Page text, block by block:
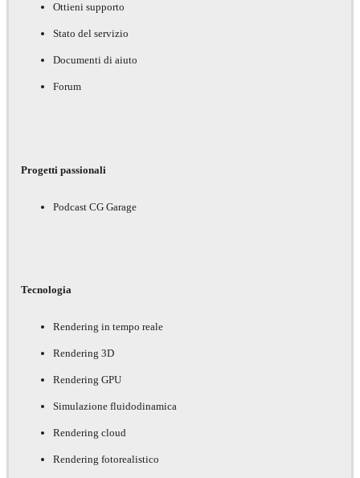
Ottieni supporto
Stato del servizio
Documenti di aiuto
Forum
Progetti passionali
Podcast CG Garage
Tecnologia
Rendering in tempo reale
Rendering 3D
Rendering GPU
Simulazione fluidodinamica
Rendering cloud
Rendering fotorealistico